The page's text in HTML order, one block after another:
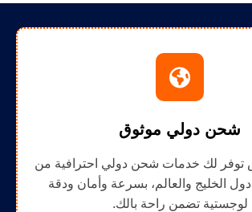
شحن دولي موثوق
توفر لك خدمات شحن دولي احترافية من
الخليج والعالم، بسرعة وأمان ودقة
لوجستية تضمن راحة بالك.